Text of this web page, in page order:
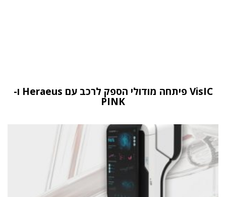
VisIC פיתחה מודולי הספק לרכב עם Heraeus ו-
PINK